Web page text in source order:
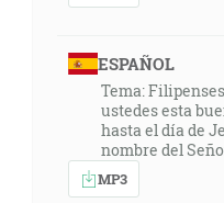
ESPAÑOL
Tema: Filipenses
ustedes esta
hasta el día de
nombre del
MP3